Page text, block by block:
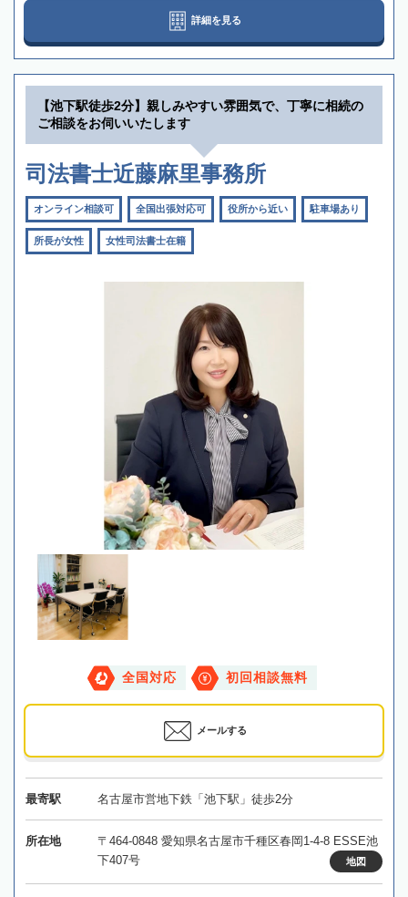
詳細を見る
【池下駅徒歩2分】親しみやすい雰囲気で、丁寧に相続の
ご相談をお伺いいたします
司法書士近藤麻里事務所
オンライン相談可 全国出張対応可 役所から近い 駐車場あり
所長が女性 女性司法書士在籍
全国対応 初回相談無料
メールする
最寄駅 名古屋市営地下鉄「池下駅」徒歩2分
所在地
〒464-0848 愛知県名古屋市千種区春岡1-4-8 ESSE池
下407号
地図